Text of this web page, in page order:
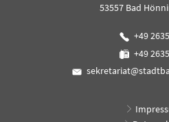
53557 Bad
+49
+49